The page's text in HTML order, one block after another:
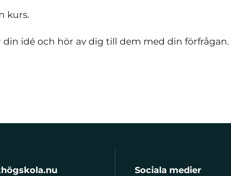
kurs.
idé och hör av dig till dem med din förfrågan.
Sociala medier